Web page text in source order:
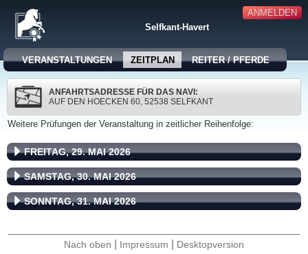
ANMELDEN
Selfkant-Havert
VERANSTALTUNGEN ZEITPLAN REITER / PFERDE
ANFAHRTSADRESSE FÜR DAS NAVI:
AUF DEN HOECKEN 60, 52538 SELFKANT
Weitere Prüfungen der Veranstaltung in zeitlicher Reihenfolge:
FREITAG, 29. MAI 2026
SAMSTAG, 30. MAI 2026
SONNTAG, 31. MAI 2026
Nach oben Impressum Desktopversion